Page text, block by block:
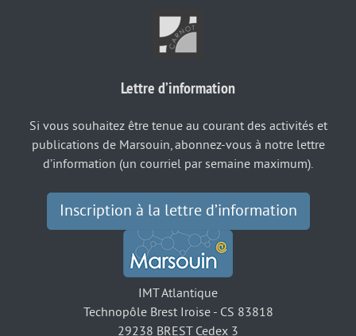
Lettre d’information
Si vous souhaitez être tenue au courant des activités et
publications de Marsouin, abonnez-vous à notre lettre
d’information (un courriel par semaine maximum).
Inscription à la lettre d’information
IMT Atlantique
Technopôle Brest Iroise - CS 83818
29238 BREST Cedex 3